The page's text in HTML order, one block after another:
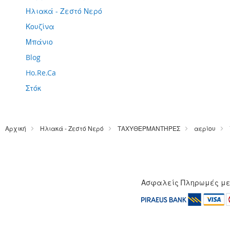
Ηλιακά - Ζεστό Νερό
Κουζίνα
Μπάνιο
Blog
Ho.Re.Ca
Στόκ
Αρχική Ηλιακά - Ζεστό Νερό ΤΑΧΥΘΕΡΜΑΝΤΉΡΕΣ αερίου
Ασφαλείς Πληρωμές με